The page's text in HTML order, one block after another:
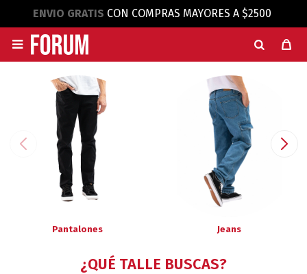
ENVIO GRATIS CON COMPRAS MAYORES A $2500

Pantalones Jeans
¿QUÉ TALLE BUSCAS?